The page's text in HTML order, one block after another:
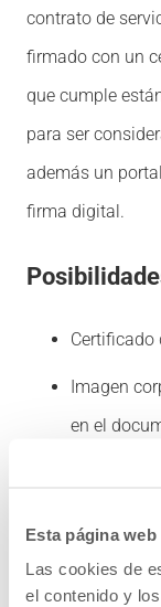
Esta página
Las cookies de
el contenido y
contrato de
firmado con un
que cumple
para ser
además un
firma digital.
Certificado
Imagen
en el
Plantilla